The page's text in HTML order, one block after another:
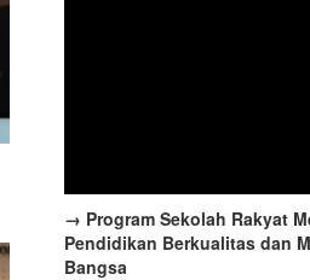
→ Program Sekolah Rakyat
Pendidikan Berkualitas dan
Bangsa